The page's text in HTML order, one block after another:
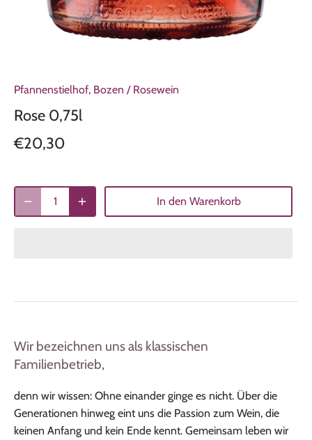
Pfannenstielhof, Bozen / Rosewein
Rose 0,75l
€20,30
In den Warenkorb
Wir bezeichnen uns als klassischen
Familienbetrieb,
denn wir wissen: Ohne einander ginge es nicht. Über die
Generationen hinweg eint uns die Passion zum Wein, die
keinen Anfang und kein Ende kennt. Gemeinsam leben wir